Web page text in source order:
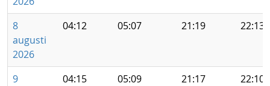
8
augusti
2026
04:12 05:07 21:19 22:13
9
04:15 05:09 21:17 22:10